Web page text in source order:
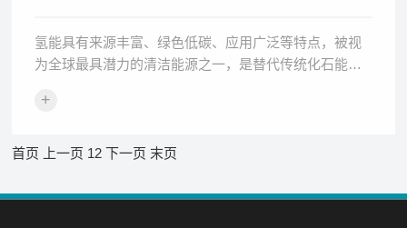
氢能具有来源丰富、绿色低碳、应用广泛等特点，被视
为全球最具潜力的清洁能源之一，是替代传统化石能源
过电化学反
+
首页 上一页 12 下一页 末页